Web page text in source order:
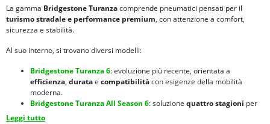
La gamma Bridgestone Turanzacomprende pneumatici pensati per il
turismo stradale e performance premium, con attenzione a comfort,
sicurezza e stabilità.
Al suo interno, si trovano diversi modelli:
Bridgestone Turanza 6: evoluzione più recente, orientata a
efficienza, duratae compatibilitàcon esigenze della mobilità
moderna.
Bridgestone Turanza All Season 6: soluzione quattro stagioni per
chi cerca
Leggi tutto